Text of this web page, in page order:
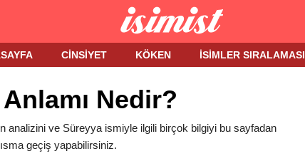
CINSIYET KÖKEN İSIMLER SIRALAMASI
Nedir?
analizini ve Süreyya ismiyle ilgili birçok bilgiyi bu sayfadan
geçiş yapabilirsiniz.